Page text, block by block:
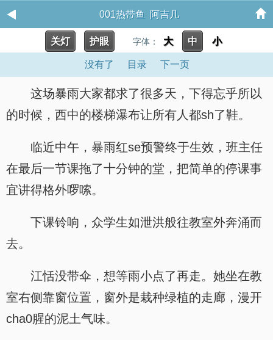
001热带鱼 阿吉几
关灯 护眼 字体： 大 中 小
没有了 目录 下一页
这场暴雨大家都求了很多天，下得忘乎所以
的时候，西中的楼梯瀑布让所有人都sh了鞋。
临近中午，暴雨红se预警终于生效，班主任
在最后一节课拖了十分钟的堂，把简单的停课事
宜讲得格外啰嗦。
下课铃响，众学生如泄洪般往教室外奔涌而
去。
江恬没带伞，想等雨小点了再走。她坐在教
室右侧靠窗位置，窗外是栽种绿植的走廊，漫开
cha0腥的泥土气味。